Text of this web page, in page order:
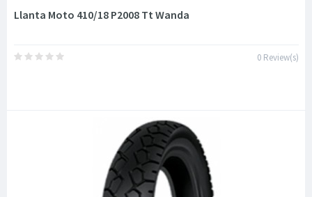
Llanta Moto 410/18 P2008 Tt Wanda
0 Review(s)